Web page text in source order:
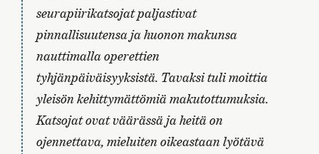
seurapiirikatsojat paljastivat
pinnallisuutensa ja huonon makunsa
nauttimalla operettien
tyhjänpäiväisyyksistä. Tavaksi tuli moittia
yleisön kehittymättömiä makutottumuksia.
Katsojat ovat väärässä ja heitä on
ojennettava, mieluiten oikeastaan lyötävä